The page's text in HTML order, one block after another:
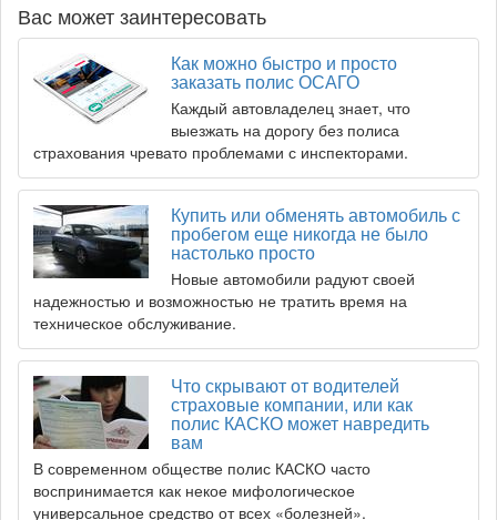
Вас может заинтересовать
Как можно быстро и просто
заказать полис ОСАГО
Каждый автовладелец знает, что
выезжать на дорогу без полиса
страхования чревато проблемами с инспекторами.
Купить или обменять автомобиль с
пробегом еще никогда не было
настолько просто
Новые автомобили радуют своей
надежностью и возможностью не тратить время на
техническое обслуживание.
Что скрывают от водителей
страховые компании, или как
полис КАСКО может навредить
вам
В современном обществе полис КАСКО часто
воспринимается как некое мифологическое
универсальное средство от всех «болезней».